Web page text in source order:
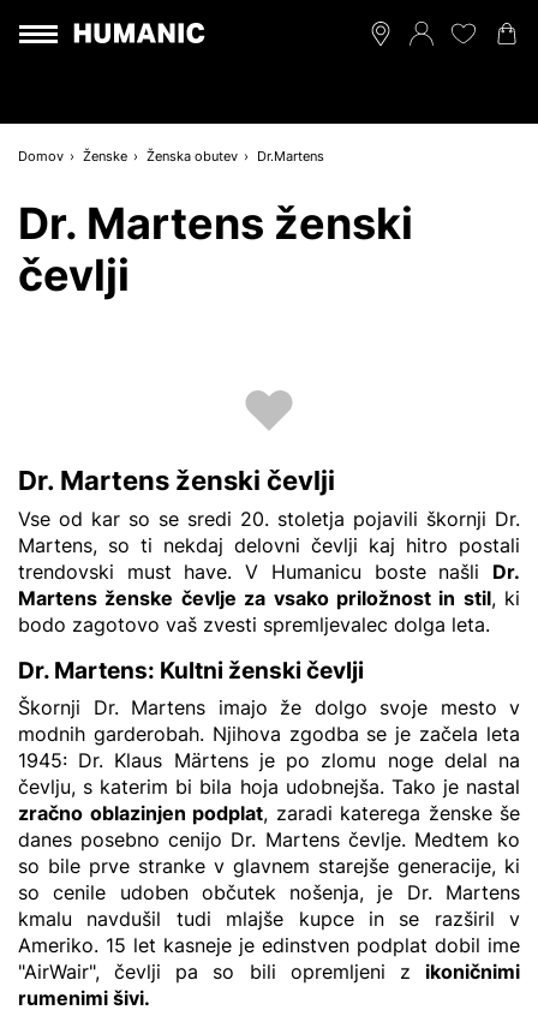
Domov Ženske Ženska obutev Dr.Martens
Dr. Martens ženski
čevlji
Dr. Martens ženski čevlji
Vse od kar so se sredi 20. stoletja pojavili škornji Dr.
Martens, so ti nekdaj delovni čevlji kaj hitro postali
trendovski must have. V Humanicu boste našli Dr.
Martens ženske čevlje za vsako priložnost in stil, ki
bodo zagotovo vaš zvesti spremljevalec dolga leta.
Dr. Martens: Kultni ženski čevlji
Škornji Dr. Martens imajo že dolgo svoje mesto v
modnih garderobah. Njihova zgodba se je začela leta
1945: Dr. Klaus Märtens je po zlomu noge delal na
čevlju, s katerim bi bila hoja udobnejša. Tako je nastal
zračno oblazinjen podplat, zaradi katerega ženske še
danes posebno cenijo Dr. Martens čevlje. Medtem ko
so bile prve stranke v glavnem starejše generacije, ki
so cenile udoben občutek nošenja, je Dr. Martens
kmalu navdušil tudi mlajše kupce in se razširil v
Ameriko. 15 let kasneje je edinstven podplat dobil ime
"AirWair", čevlji pa so bili opremljeni z ikoničnimi
rumenimi šivi.